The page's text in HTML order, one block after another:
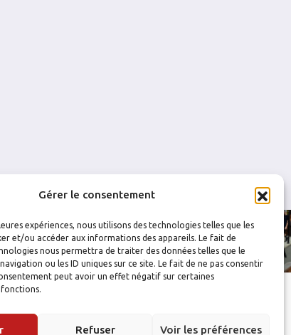
Gérer le consentement
expériences, nous utilisons des technologies telles que les
et/ou accéder aux informations des appareils. Le fait de
nous permettra de traiter des données telles que le
ou les ID uniques sur ce site. Le fait de ne pas consentir
peut avoir un effet négatif sur certaines
Refuser Voir les préférences